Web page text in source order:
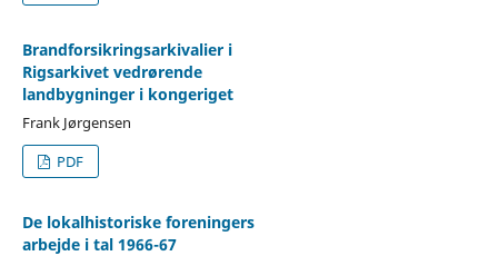
Brandforsikringsarkivalier i
Rigsarkivet vedrørende
landbygninger i kongeriget
Frank Jørgensen
PDF
De lokalhistoriske foreningers
arbejde i tal 1966-67